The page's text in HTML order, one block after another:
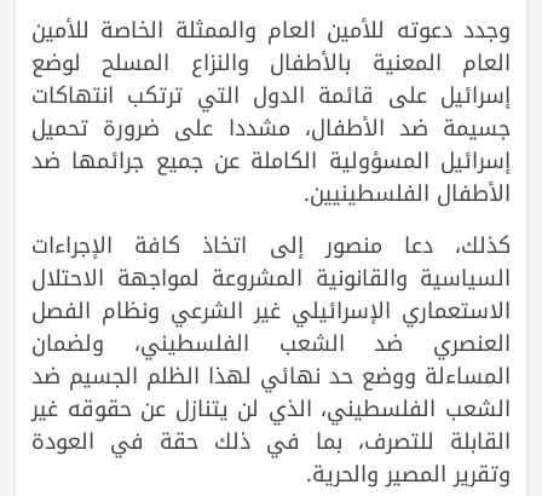
وجدد دعوته للأمين العام والممثلة الخاصة للأمين
العام المعنية بالأطفال والنزاع المسلح لوضع
إسرائيل على قائمة الدول التي ترتكب انتهاكات
جسيمة ضد الأطفال، مشددا على ضرورة تحميل
إسرائيل المسؤولية الكاملة عن جميع جرائمها ضد
الأطفال الفلسطينيين.
كذلك، دعا منصور إلى اتخاذ كافة الإجراءات
السياسية والقانونية المشروعة لمواجهة الاحتلال
الاستعماري الإسرائيلي غير الشرعي ونظام الفصل
العنصري ضد الشعب الفلسطيني، ولضمان
المساءلة ووضع حد نهائي لهذا الظلم الجسيم ضد
الشعب الفلسطيني، الذي لن يتنازل عن حقوقه غير
القابلة للتصرف، بما في ذلك حقة في العودة
وتقرير المصير والحرية.